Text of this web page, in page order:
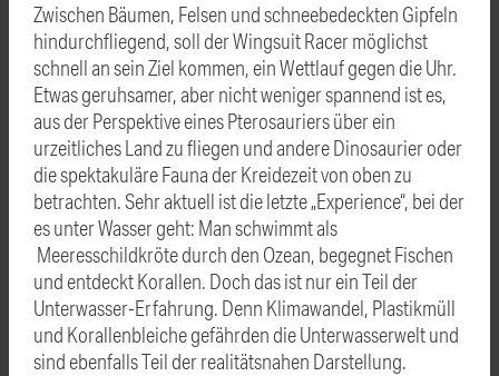
Zwischen Bäumen, Felsen und schneebedeckten Gipfeln
hindurchfliegend, soll der Wingsuit Racer möglichst
schnell an sein Ziel kommen, ein Wettlauf gegen die Uhr.
Etwas geruhsamer, aber nicht weniger spannend ist es,
aus der Perspektive eines Pterosauriers über ein
urzeitliches Land zu fliegen und andere Dinosaurier oder
die spektakuläre Fauna der Kreidezeit von oben zu
betrachten. Sehr aktuell ist die letzte „Experience“, bei der
es unter Wasser geht: Man schwimmt als
Meeresschildkröte durch den Ozean, begegnet Fischen
und entdeckt Korallen. Doch das ist nur ein Teil der
Unterwasser-Erfahrung. Denn Klimawandel, Plastikmüll
und Korallenbleiche gefährden die Unterwasserwelt und
sind ebenfalls Teil der realitätsnahen Darstellung.